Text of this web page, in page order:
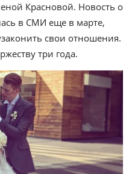
Красновой. Новость о
в СМИ еще в марте,
свои отношения.
три года.